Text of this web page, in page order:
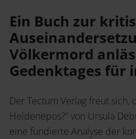
News
Fachbereiche
Prospekte und
Jetzt Angebot
Young Academics
Service
Handelsinfo
Shop
Ein Buch zur
Völkermord
Gedenktages für
Der Tectum Verlag freut sich,
Heldenepos?“ von Ursula
eine fundierte Analyse der